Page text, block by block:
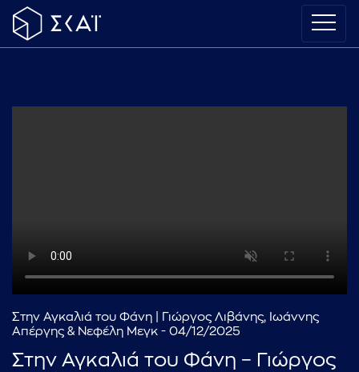
Στην Αγκαλιά του Φάνη | Γιώργος Λιβάνης, Ιωάννης
Απέργης & Νεφέλη Μεγκ - 04/12/2025
Στην Αγκαλιά του Φάνη – Γιώργος